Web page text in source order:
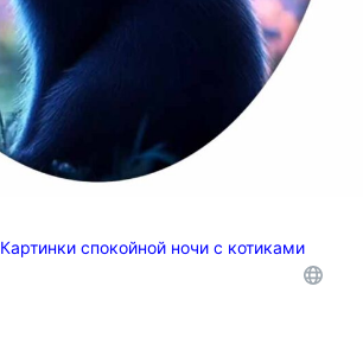
Картинки спокойной ночи с котиками